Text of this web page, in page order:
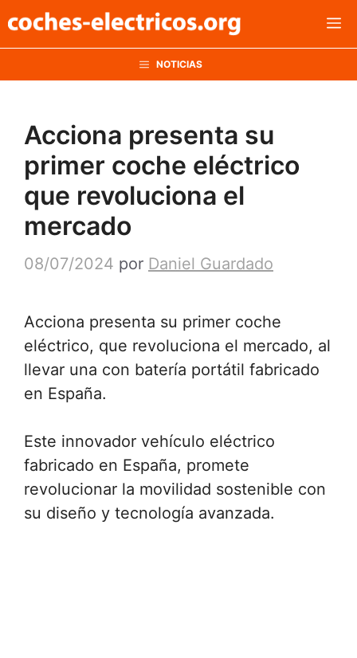
al
NOTICIAS
Acciona presenta su
primer coche eléctrico
que revoluciona el
mercado
08/07/2024 por Daniel Guardado
Acciona presenta su primer coche
eléctrico, que revoluciona el mercado, al
llevar una con batería portátil fabricado
en España.
Este innovador vehículo eléctrico
fabricado en España, promete
revolucionar la movilidad sostenible con
su diseño y tecnología avanzada.